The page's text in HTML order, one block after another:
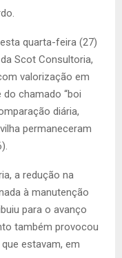
quarta-feira (27)
Scot Consultoria,
valorização em
chamado “boi
diária,
permaneceram
a redução na
à manutenção
para o avanço
também provocou
estavam, em